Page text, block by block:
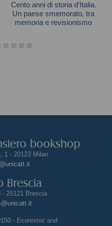
Cento anni di storia d'Italia.
Un paese smemorato, tra
memoria e revisionismo
bookshop
1 - 20123 Milan
Brescia
25121 Brescia
- Economic and